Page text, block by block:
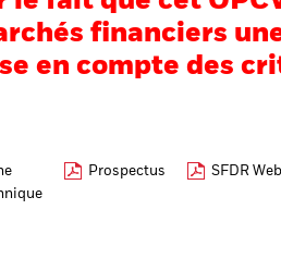
financiers
en compte des
Prospectus SFDR